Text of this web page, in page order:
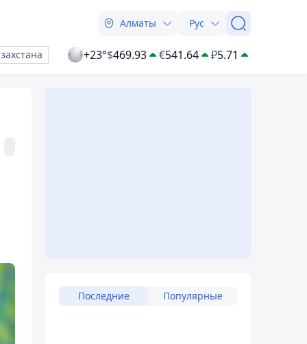
Алматы Рус
+23°$469.93 €541.64 ₽5.71
Последние Популярные